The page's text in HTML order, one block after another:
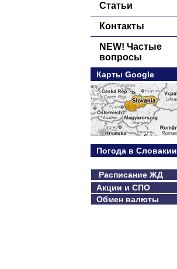
Статьи
Контакты
NEW! Частые
вопросы
Карты Google
Погода в Словакии
Расписание ЖД
Акции и СПО
Обмен валюты